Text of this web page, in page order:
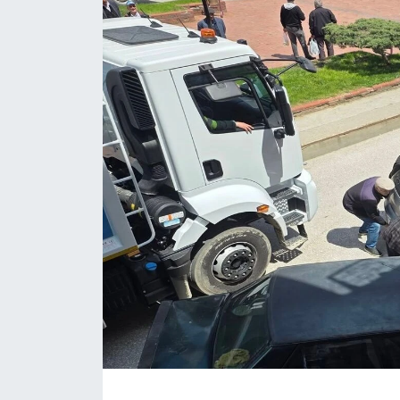
Daday Haberleri
Devrekani Haberleri
Doğanyurt Haberleri
Hanönü Haberleri
İhsangazi Haberleri
İnebolu Haberleri
Küre Haberleri
Merkez Haberleri